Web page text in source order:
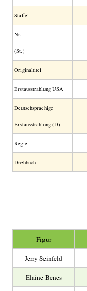
Staffel
Nr.
(St.)
Original­titel
Erstaus­strahlung USA
Deutsch­sprachige
Erstaus­strahlung (D)
Regie
Drehbuch
Figur
Jerry Seinfeld
Elaine Benes